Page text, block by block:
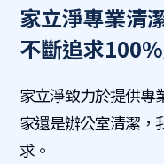
家立淨專業清
不斷追求
家立淨致力於提供專
家還是辦公室清潔，
求。